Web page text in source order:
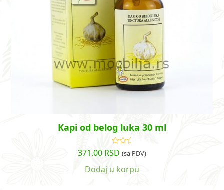
Kapi od belog luka 30 ml
Ocenjeno
sa4.86od
371.00 RSD (sa PDV)
Dodaj u korpu